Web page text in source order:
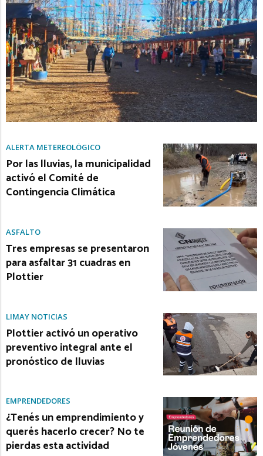
ALERTA METEREOLÓGICO
Por las lluvias, la municipalidad
activó el Comité de
Contingencia Climática
ASFALTO
Tres empresas se presentaron
para asfaltar 31 cuadras en
Plottier
LIMAY NOTICIAS
Plottier activó un operativo
preventivo integral ante el
pronóstico de lluvias
EMPRENDEDORES
¿Tenés un emprendimiento y
querés hacerlo crecer? No te
pierdas esta actividad